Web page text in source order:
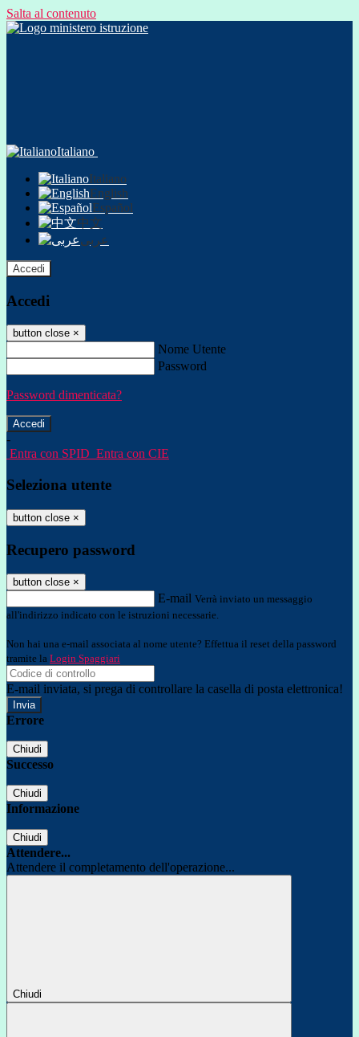
Salta al contenuto
Italiano
Italiano
English
Español
中文
عربى
Accedi
Accedi
button close ×
Nome Utente
Password
Password dimenticata?
-
Entra con SPID Entra con CIE
Seleziona utente
button close ×
Recupero password
button close ×
E-mail Verrà inviato un messaggio
all'indirizzo indicato con le istruzioni necessarie.
Non hai una e-mail associata al nome utente? Effettua il reset della password
tramite la Login Spaggiari
E-mail inviata, si prega di controllare la casella di posta elettronica!
Errore
Chiudi
Successo
Chiudi
Informazione
Chiudi
Attendere...
Attendere il completamento dell'operazione...
Chiudi